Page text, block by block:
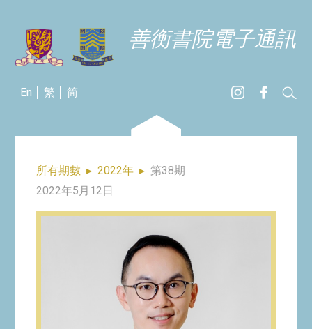
善衡書院電子通訊
En 繁 简
所有期數 ▸ 2022年 ▸ 第38期
2022年5月12日